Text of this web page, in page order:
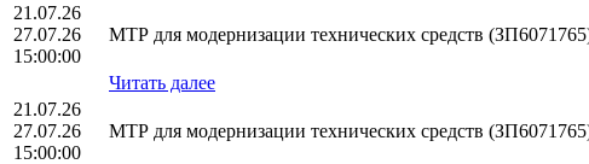
21.07.26
27.07.26
15:00:00
МТР для модернизации технических средств
Читать далее
21.07.26
27.07.26
15:00:00
МТР для модернизации технических средств